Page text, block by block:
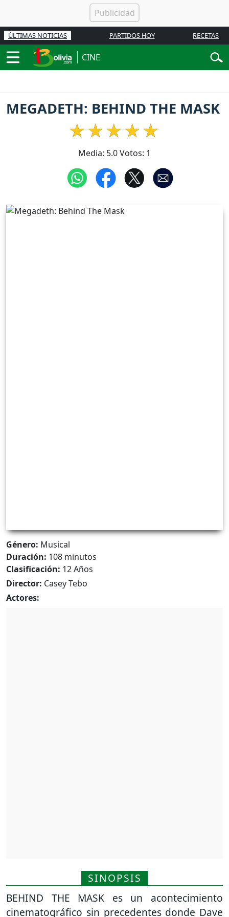
ÚLTIMAS NOTICIAS PARTIDOS HOY RECETAS
CINE
MEGADETH: BEHIND THE MASK
Media: 5.0Votos: 1
Género: Musical
Duración: 108 minutos
Clasificación: 12 Años
Director: Casey Tebo
Actores:
SINOPSIS
BEHIND THE MASK es un acontecimiento
cinematográfico sin precedentes donde Dave